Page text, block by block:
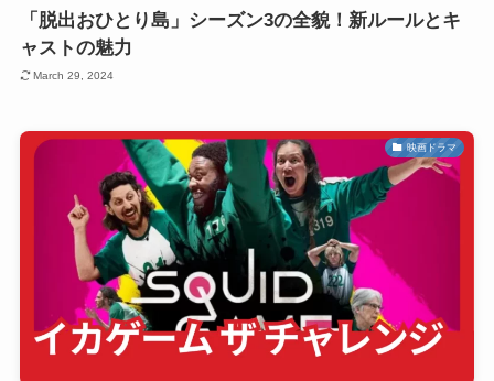
「脱出おひとり島」シーズン3の全貌！新ルールとキ
ャストの魅力
March 29, 2024
映画ドラマ